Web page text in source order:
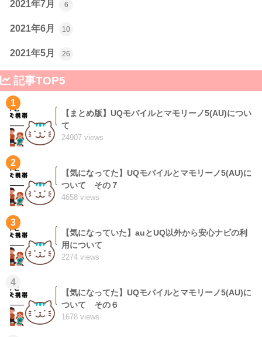
2021年7月 6
2021年6月 10
2021年5月 26
記事TOP5
1
【まとめ版】UQモバイルとマモリーノ5(AU)につい
て
24907 views
2
【気になってた】UQモバイルとマモリーノ5(AU)に
ついて その７
4658 views
3
【気になっていた】auとUQ以外から安心ナビの利
用について
2274 views
4
【気になってた】UQモバイルとマモリーノ5(AU)に
ついて その６
1678 views